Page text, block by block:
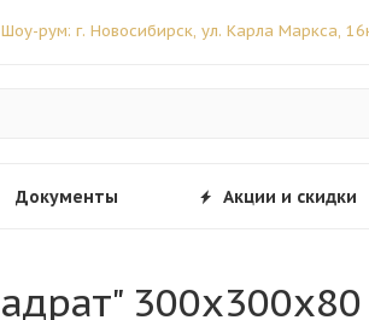
Шоу-рум: г. Новосибирск, ул. Карла Маркса,
Документы Акции и скидки